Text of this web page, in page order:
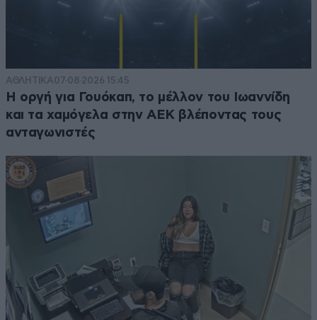
ΑΘΛΗΤΙΚΑ07·08·2026 15:45
Η οργή για Γουόκαπ, το μέλλον του Ιωαννίδη
και τα χαμόγελα στην ΑΕΚ βλέποντας τους
ανταγωνιστές